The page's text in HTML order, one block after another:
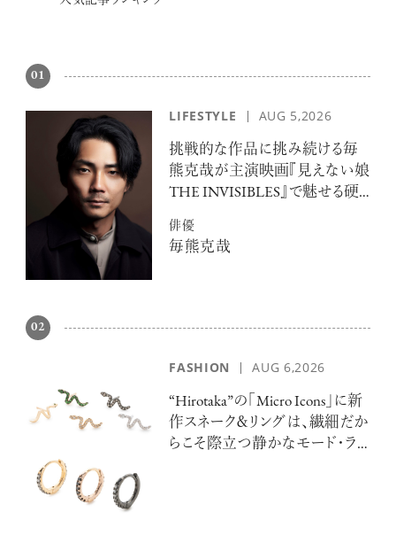
01
LIFESTYLE AUG 5,2026
挑戦的な作品に挑み続ける毎
熊克哉が主演映画『見えない娘
THE INVISIBLES』で魅せる硬
俳優
毎熊克哉
02
FASHION AUG 6,2026
“Hirotaka”の「Micro Icons」に新
作スネーク＆リングは、繊細だか
らこそ際立つ静かなモード・ラ